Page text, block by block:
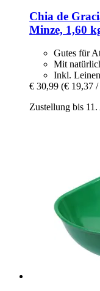
Chia de
Minze, 1,60
Gutes für
Mit
Inkl.
€ 30,99 (€ 19,37
Zustellung bis 11.